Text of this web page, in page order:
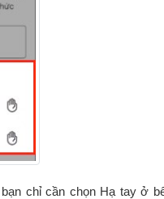
chỉ cần chọn Hạ tay ở